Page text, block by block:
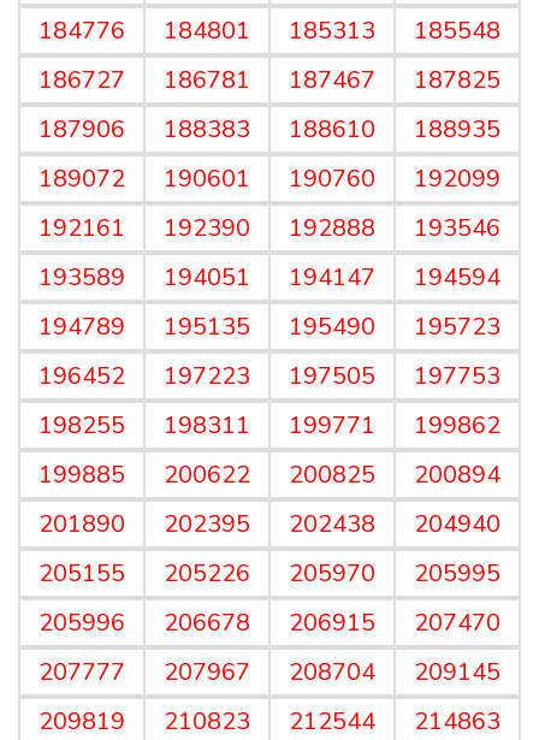
184776
184801 185313
185548
186727
186781 187467
187825
187906
188383 188610
188935
189072
190601 190760
192099
192161
192390 192888
193546
193589
194051 194147
194594
194789
195135 195490
195723
196452
197223 197505
197753
198255
198311 199771
199862
199885
200622 200825
200894
201890
202395 202438
204940
205155
205226 205970
205995
205996
206678 206915
207470
207777
207967 208704
209145
209819
210823 212544
214863